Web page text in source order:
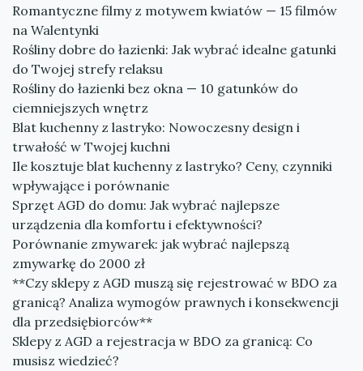
Romantyczne filmy z motywem kwiatów — 15 filmów
na Walentynki
Rośliny dobre do łazienki: Jak wybrać idealne gatunki
do Twojej strefy relaksu
Rośliny do łazienki bez okna — 10 gatunków do
ciemniejszych wnętrz
Blat kuchenny z lastryko: Nowoczesny design i
trwałość w Twojej kuchni
Ile kosztuje blat kuchenny z lastryko? Ceny, czynniki
wpływające i porównanie
Sprzęt AGD do domu: Jak wybrać najlepsze
urządzenia dla komfortu i efektywności?
Porównanie zmywarek: jak wybrać najlepszą
zmywarkę do 2000 zł
**Czy sklepy z AGD muszą się rejestrować w BDO za
granicą? Analiza wymogów prawnych i konsekwencji
dla przedsiębiorców**
Sklepy z AGD a rejestracja w BDO za granicą: Co
musisz wiedzieć?